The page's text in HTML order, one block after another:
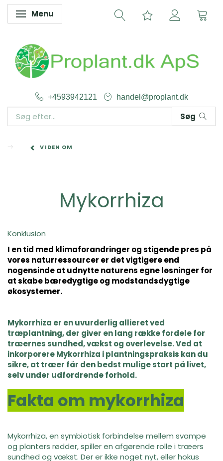
Skifte navigation
Menu
+4593942121 handel@proplant.dk
Søg
VIDEN OM
Mykorrhiza
Konklusion
I en tid med klimaforandringer og stigende pres på
vores naturressourcer er det vigtigere end
nogensinde at udnytte naturens egne løsninger for
at skabe bæredygtige og modstandsdygtige
økosystemer.
Mykorrhiza er en uvurderlig allieret ved
træplantning, der giver en lang række fordele for
træernes sundhed, vækst og overlevelse. Ved at
inkorporere Mykorrhiza i plantningspraksis kan du
sikre, at træer får den bedst mulige start på livet,
selv under udfordrende forhold.
Fakta om mykorrhiza
Mykorrhiza, en symbiotisk forbindelse mellem svampe
og planters rødder, spiller en afgørende rolle i træers
sundhed og vækst. Der er ikke noget nyt, eller hokus